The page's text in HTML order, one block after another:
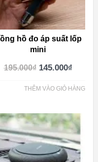
hồ đo áp suất lốp
mini
195.000₫ 145.000₫
THÊM VÀO GIỎ HÀNG